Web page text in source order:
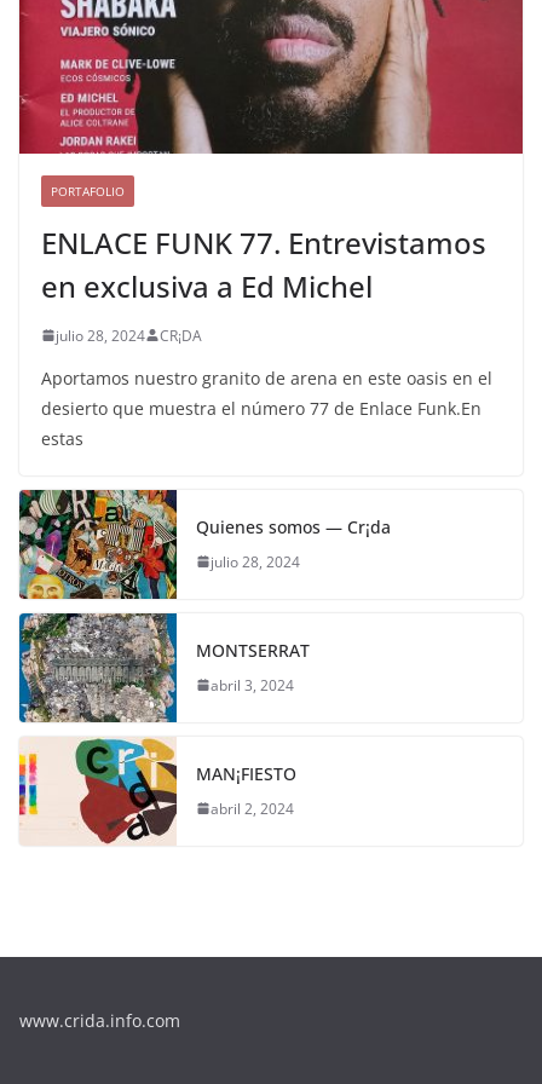
PORTAFOLIO
ENLACE FUNK 77. Entrevistamos
en exclusiva a Ed Michel
julio 28, 2024 CR¡DA
Aportamos nuestro granito de arena en este oasis en el
desierto que muestra el número 77 de Enlace Funk.En
estas
Quienes somos — Cr¡da
julio 28, 2024
MONTSERRAT
abril 3, 2024
MAN¡FIESTO
abril 2, 2024
www.crida.info.com